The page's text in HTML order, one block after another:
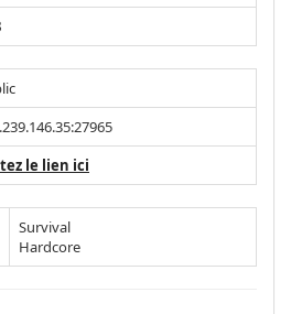
le lien ici
Survival
Hardcore